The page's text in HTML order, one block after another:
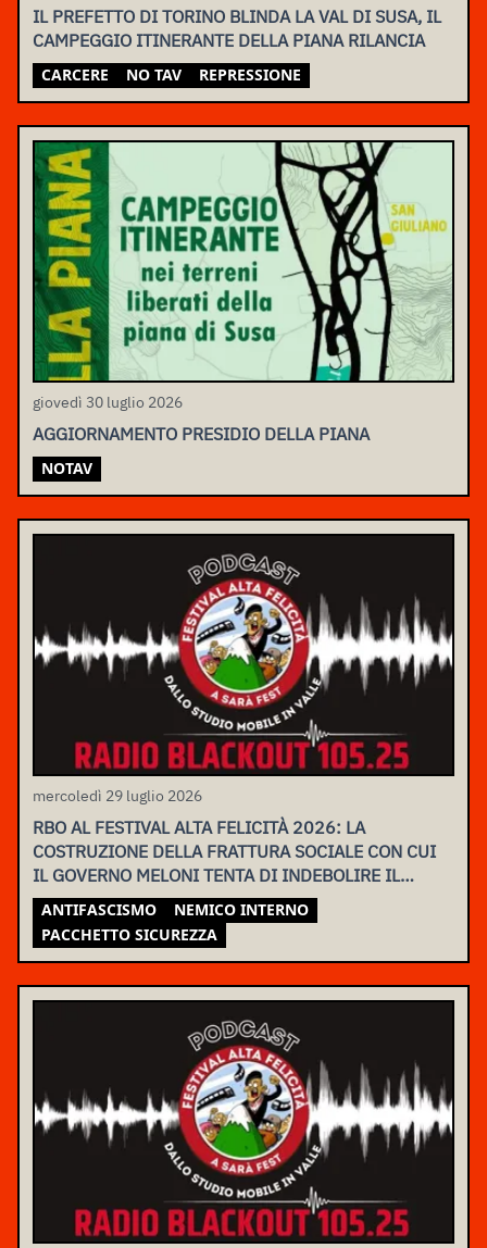
IL PREFETTO DI TORINO BLINDA LA VAL DI SUSA, IL
CAMPEGGIO ITINERANTE DELLA PIANA RILANCIA
CARCERE NO TAV REPRESSIONE
giovedì 30 luglio 2026
AGGIORNAMENTO PRESIDIO DELLA PIANA
NOTAV
mercoledì 29 luglio 2026
RBO AL FESTIVAL ALTA FELICITÀ 2026: LA
COSTRUZIONE DELLA FRATTURA SOCIALE CON CUI
IL GOVERNO MELONI TENTA DI INDEBOLIRE IL
MOVIMENTO
ANTIFASCISMO
NEMICO INTERNO
PACCHETTO SICUREZZA